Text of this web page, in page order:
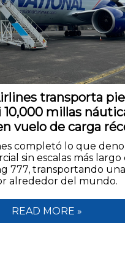
transporta
millas
vuelo de carga
completó lo que
sin escalas más largo
777, transportando
alrededor del mundo.
READ MORE »